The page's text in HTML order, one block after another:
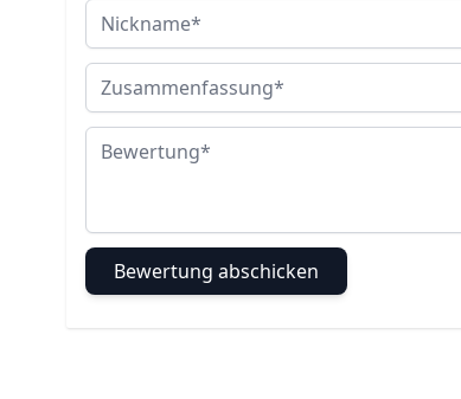
Nickname
Zusammenfassung
Bewertung
Bewertung abschicken